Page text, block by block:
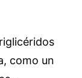
como un